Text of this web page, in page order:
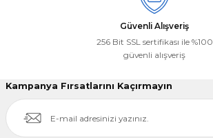
Güvenli Alışveriş
256 Bit SSL sertifikası ile %100
güvenli alışveriş
Kampanya Fırsatlarını Kaçırmayın